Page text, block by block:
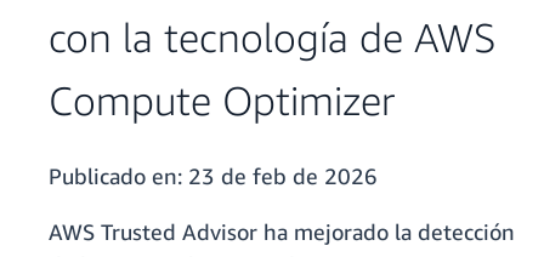
con la tecnología de AWS
Compute Optimizer
Publicado en: 23 de feb de 2026
AWS Trusted Advisor ha mejorado la detección